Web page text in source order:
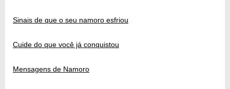
Sinais de que o seu namoro esfriou
Cuide do que você já conquistou
Mensagens de Namoro